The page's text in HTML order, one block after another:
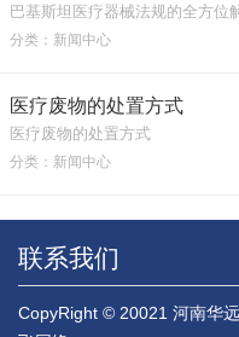
巴基斯坦医疗器械法规的全方位
分类：新闻中心
医疗废物的处置方式
医疗废物的处置方式
分类：新闻中心
联系我们
CopyRight © 20021 河南华